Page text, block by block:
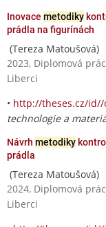
Inovace metodiky
prádla na figurínách
(Tereza Matoušová)
2023, Diplomová
Liberci
• http://theses.cz/
technologie a
Návrh metodiky
prádla
(Tereza Matoušová)
2024, Diplomová
Liberci